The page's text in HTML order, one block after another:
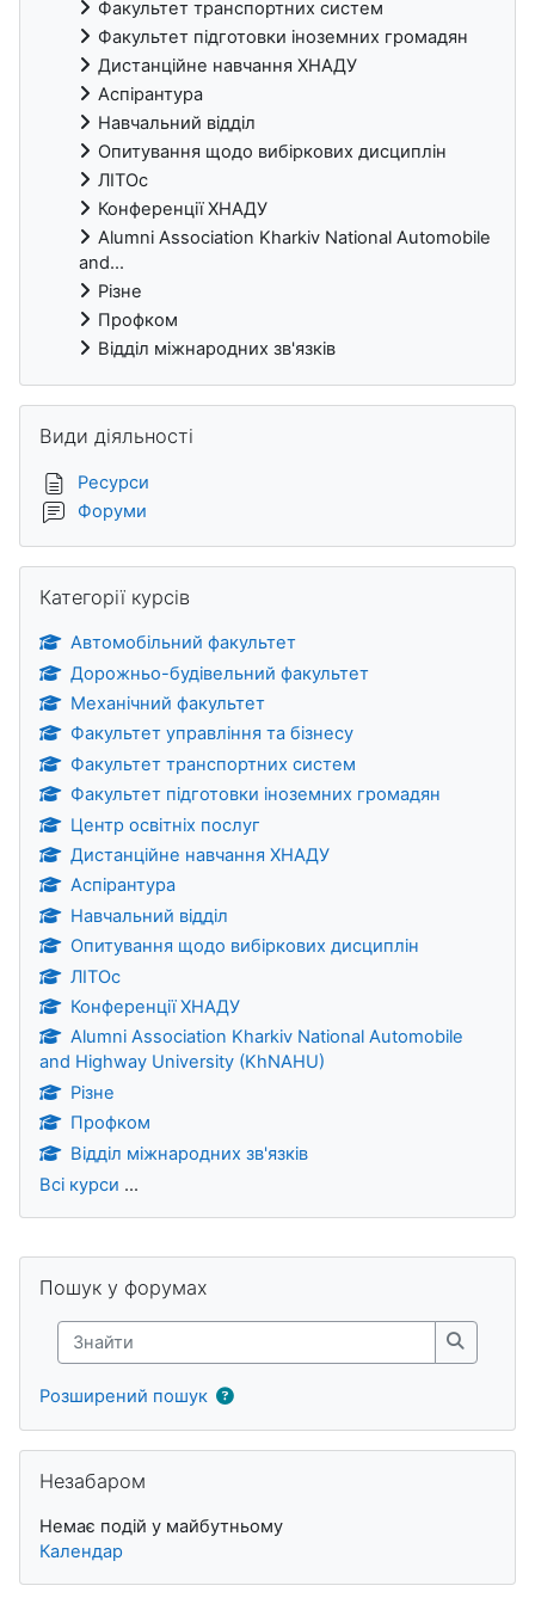
Факультет транспортних систем
Факультет підготовки іноземних громадян
Дистанційне навчання ХНАДУ
Аспірантура
Навчальний відділ
Опитування щодо вибіркових дисциплін
ЛІТОс
Конференції ХНАДУ
Alumni Association Kharkiv National Automobile
and...
Різне
Профком
Відділ міжнародних зв'язків
Види діяльності
Ресурси
Форуми
Категорії курсів
Автомобільний факультет
Дорожньо-будівельний факультет
Механічний факультет
Факультет управління та бізнесу
Факультет транспортних систем
Факультет підготовки іноземних громадян
Центр освітніх послуг
Дистанційне навчання ХНАДУ
Аспірантура
Навчальний відділ
Опитування щодо вибіркових дисциплін
ЛІТОс
Конференції ХНАДУ
Alumni Association Kharkiv National Automobile
and Highway University (KhNAHU)
Різне
Профком
Відділ міжнародних зв'язків
Всі курси ...
Блоки
Пошук у форумах
Знайти
Знайти
Розширений пошук
Незабаром
Немає подій у майбутньому
Календар